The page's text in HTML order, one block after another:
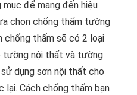
mục để mang đến hiệu
chọn chống thấm tường
chống thấm sẽ có 2 loại
tường nội thất và tường
dụng sơn nội thất cho
Cách chống thấm bạn